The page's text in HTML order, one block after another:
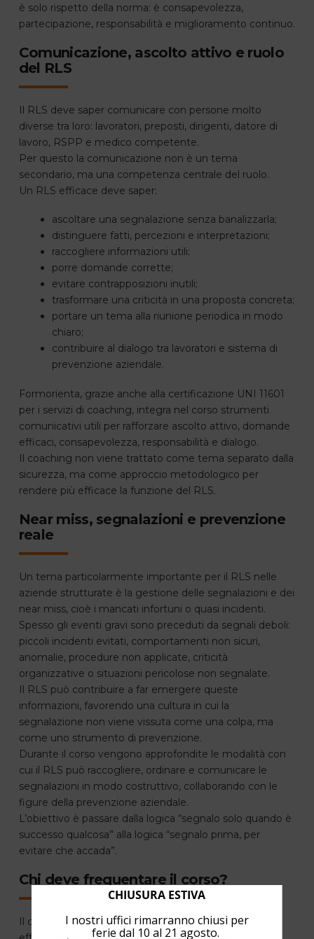
è solo rispetto della norma: è consapevolezza,
partecipazione, responsabilità e miglioramento continuo.
Comunicazione, ascolto attivo e ruolo
del RLS
Il RLS deve saper comunicare con persone molto
diverse tra loro: lavoratori, preposti, dirigenti, datore di
lavoro, RSPP e medico competente.
Per questo la comunicazione non è un tema
secondario, ma una competenza centrale del ruolo.
Un RLS efficace deve saper:
ascoltare una segnalazione senza banalizzarla;
distinguere fatti, percezioni e interpretazioni;
raccogliere informazioni utili;
porre domande corrette;
evitare contrapposizioni inutili;
trasformare una criticità in una proposta concreta;
portare un tema alla riunione periodica in modo
chiaro;
contribuire al dialogo tra lavoratori e sistema di
prevenzione aziendale.
Formorienta, grazie anche alla certificazione UNI 11601
per i servizi di coaching, integra nel corso strumenti
comunicativi utili per rafforzare ascolto attivo, domande
efficaci, consapevolezza, responsabilità e dialogo.
Il coaching non viene trattato come tema separato dalla
sicurezza, ma come approccio metodologico per
rendere più efficace la funzione del RLS.
Near miss, segnalazioni e prevenzione
reale
Un tema particolarmente importante per il RLS nelle
aziende strutturate è la gestione delle segnalazioni e dei
near miss, cioè i mancati infortuni o quasi incidenti.
Spesso gli eventi gravi sono preceduti da segnali deboli:
piccoli incidenti evitati, comportamenti non sicuri,
anomalie, procedure non applicate, criticità
organizzative o situazioni pericolose non segnalate.
Il RLS può contribuire a far emergere queste
informazioni, favorendo una cultura in cui la
segnalazione non viene vissuta come una colpa, ma
come uno strumento di prevenzione.
Durante il corso vengono approfondite le modalità con
cui il RLS può raccogliere, ordinare e comunicare le
segnalazioni in modo costruttivo, collaborando con le
figure della prevenzione aziendale.
L’obiettivo è passare dalla logica “segnalo solo quando è
successo qualcosa” alla logica “segnalo prima, per
evitare che accada”.
Chi deve frequentare il corso?
Il corso è rivolto ai RLS già formati che devono
CHIUSURA ESTIVA
I nostri uffici rimarranno chiusi per
ferie dal 10 al 21 agosto.